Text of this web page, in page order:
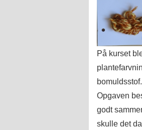
På kurset
Opgaven
godt
skulle det